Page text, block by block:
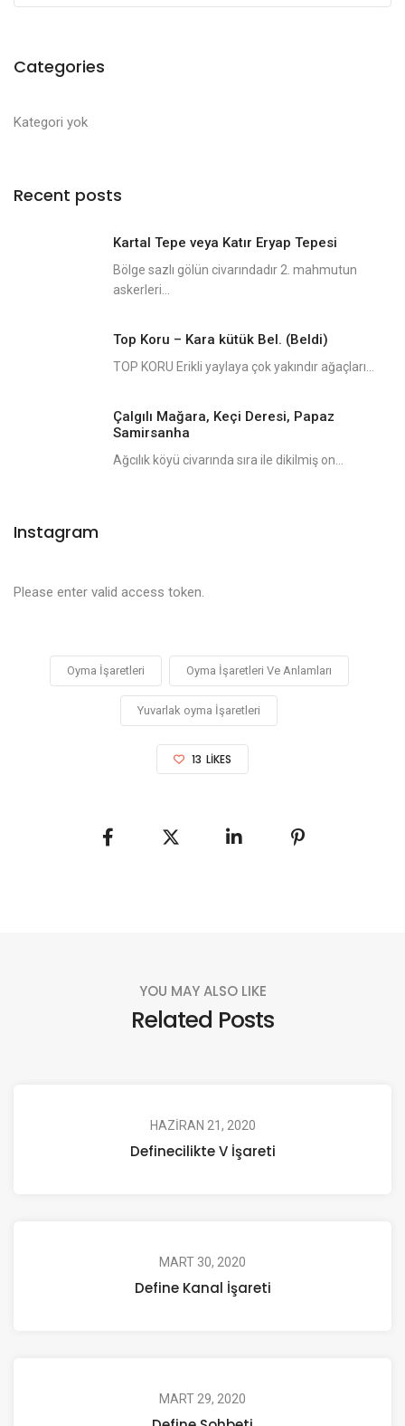
Categories
Kategori yok
Recent posts
Kartal Tepe veya Katır Eryap Tepesi
Bölge sazlı gölün civarındadır 2. mahmutun
askerleri...
Top Koru – Kara kütük Bel. (Beldi)
TOP KORU Erikli yaylaya çok yakındır ağaçları...
Çalgılı Mağara, Keçi Deresi, Papaz
Samirsanha
Ağcılık köyü civarında sıra ile dikilmiş on...
Instagram
Please enter valid access token.
Oyma İşaretleri Oyma İşaretleri Ve Anlamları
Yuvarlak oyma İşaretleri
13 LIKES
YOU MAY ALSO LIKE
Related Posts
HAZIRAN 21, 2020
Definecilikte V İşareti
MART 30, 2020
Define Kanal İşareti
MART 29, 2020